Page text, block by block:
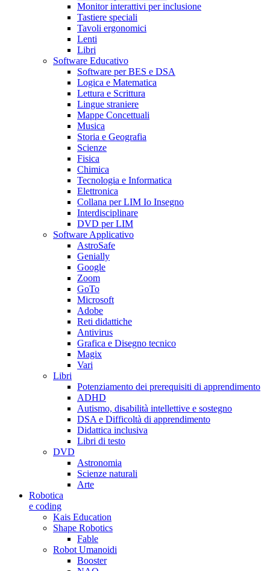
Monitor interattivi per inclusione
Tastiere speciali
Tavoli ergonomici
Lenti
Libri
Software Educativo
Software per BES e DSA
Logica e Matematica
Lettura e Scrittura
Lingue straniere
Mappe Concettuali
Musica
Storia e Geografia
Scienze
Fisica
Chimica
Tecnologia e Informatica
Elettronica
Collana per LIM Io Insegno
Interdisciplinare
DVD per LIM
Software Applicativo
AstroSafe
Genially
Google
Zoom
GoTo
Microsoft
Adobe
Reti didattiche
Antivirus
Grafica e Disegno tecnico
Magix
Vari
Libri
Potenziamento dei prerequisiti di apprendimento
ADHD
Autismo, disabilità intellettive e sostegno
DSA e Difficoltà di apprendimento
Didattica inclusiva
Libri di testo
DVD
Astronomia
Scienze naturali
Arte
Robotica
e coding
Kais Education
Shape Robotics
Fable
Robot Umanoidi
Booster